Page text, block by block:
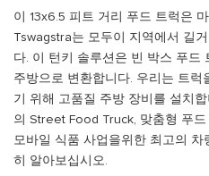
이 13x6.5 피트 거리 푸드 트럭은
Tswagstra는 모두이 지역에서 길
다. 이 턴키 솔루션은 빈 박스 푸드
주방으로 변환합니다. 우리는 트럭
기 위해 고품질 주방 장비를 설치
의 Street Food Truck, 맞춤형 푸
모바일 식품 사업을위한 최고의 차
히 알아보십시오.